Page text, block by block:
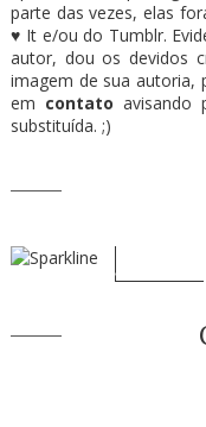
parte das vezes, elas
♥ It e/ou do Tumblr.
autor, dou os devidos
imagem de sua autoria,
em contato avisando
substituída. ;)